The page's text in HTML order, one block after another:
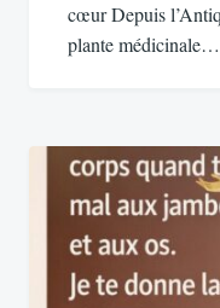
cœur Depuis
plante médicinale…